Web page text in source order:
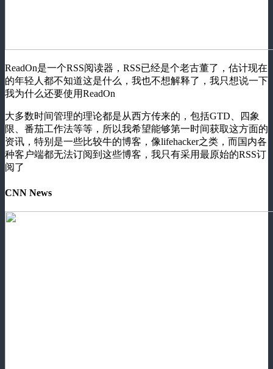
ReadOn是一个RSS阅读器，RSS已经是个老古董了，估计现在
的年轻人都不知道这是什么，我也不想解释了，我只想说一下
我为什么还要使用ReadOn
大多数时间管理的理论都是从西方传来的，包括GTD、四象
限、番茄工作法等等，所以我希望能够第一时间获取这方面的
资讯，特别是一些比较牛的博客，像lifehacker之类，而国内各
种客户端都无法订阅到这些博客，我只有采用最原始的RSS订
阅了
CNN News